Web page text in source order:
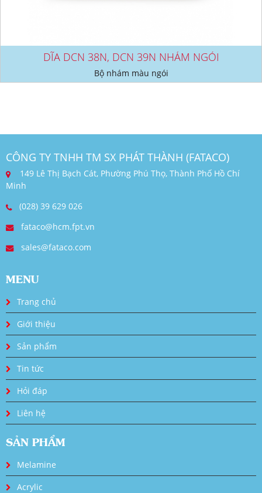
DĨA DCN 38N, DCN 39N NHÁM NGÓI
Bộ nhám màu ngói
CÔNG TY TNHH TM SX PHÁT THÀNH (FATACO)
149 Lê Thị Bạch Cát, Phường Phú Thọ, Thành Phố Hồ Chí
Minh
(028) 39 629 026
fataco@hcm.fpt.vn
sales@fataco.com
MENU
Trang chủ
Giới thiệu
Sản phẩm
Tin tức
Hỏi đáp
Liên hệ
SẢN PHẨM
Melamine
Acrylic